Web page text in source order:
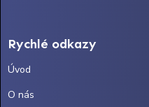
Rychlé odkazy
Úvod
O nás